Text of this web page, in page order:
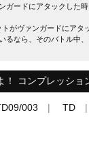
ガードにアタックした
トがヴァンガードにアタ
るなら、そのバトル中
！ コンプレッショ
003 TD